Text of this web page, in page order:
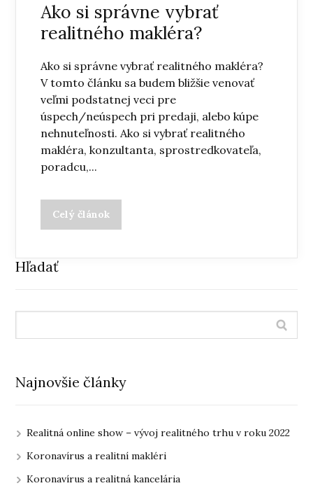
Ako si správne vybrať
realitného makléra?
Ako si správne vybrať realitného makléra?
V tomto článku sa budem bližšie venovať
veľmi podstatnej veci pre
úspech/neúspech pri predaji, alebo kúpe
nehnuteľnosti. Ako si vybrať realitného
makléra, konzultanta, sprostredkovateľa,
poradcu,...
Celý článok
Hľadať
Najnovšie články
Realitná online show – vývoj realitného trhu v roku 2022
Koronavírus a realitní makléri
Koronavírus a realitná kancelária